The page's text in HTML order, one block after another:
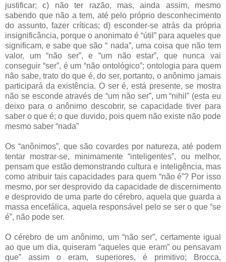
justificar; c) não ter razão, mas, ainda assim, mesmo
sabendo que não a tem, até pelo próprio desconhecimento
do assunto, fazer críticas; d) esconder-se atrás da própria
insignificância, porque o anonimato é “útil” para aqueles que
significam, e sabe que são “ nada”, uma coisa que não tem
valor, um “não ser”, e “um não estar”, que nunca vai
conseguir “ser”, é um “não ontológico”; ontologia para quem
não sabe, trato do que é, do ser, portanto, o anônimo jamais
participará da existência. O ser é, está presente, se mostra
não se esconde através de “um não ser”, um “nihil” (esta eu
deixo para o anônimo descobrir, se capacidade tiver para
saber o que é; o que duvido, pois quem não existe não pode
mesmo saber “nada”
Os “anônimos”, que são covardes por natureza, até podem
tentar mostrar-se, minimamente “inteligentes”, ou melhor,
pensam que estão demonstrando cultura e inteligência, mas
como atribuir tais capacidades para quem “não é”? Por isso
mesmo, por ser desprovido da capacidade de discernimento
e desprovido de uma parte do cérebro, aquela que guarda a
massa encefálica, aquela responsável pelo se ser o que “se
é”, não pode ser.
O cérebro de um anônimo, um “não ser”, certamente igual
ao que um dia, quiseram “aqueles que eram” ou pensavam
que” assim o eram, superiores, é primitivo; Brocca,